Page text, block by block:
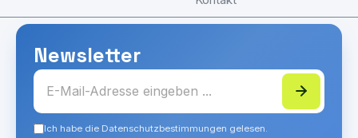
Newsletter
Ich habe die Datenschutzbestimmungen gelesen.